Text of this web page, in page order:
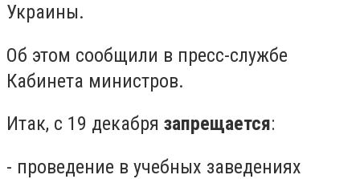
Украины.
Об этом сообщили в пресс-службе
Кабинета министров.
Итак, с 19 декабря запрещается:
- проведение в учебных заведениях